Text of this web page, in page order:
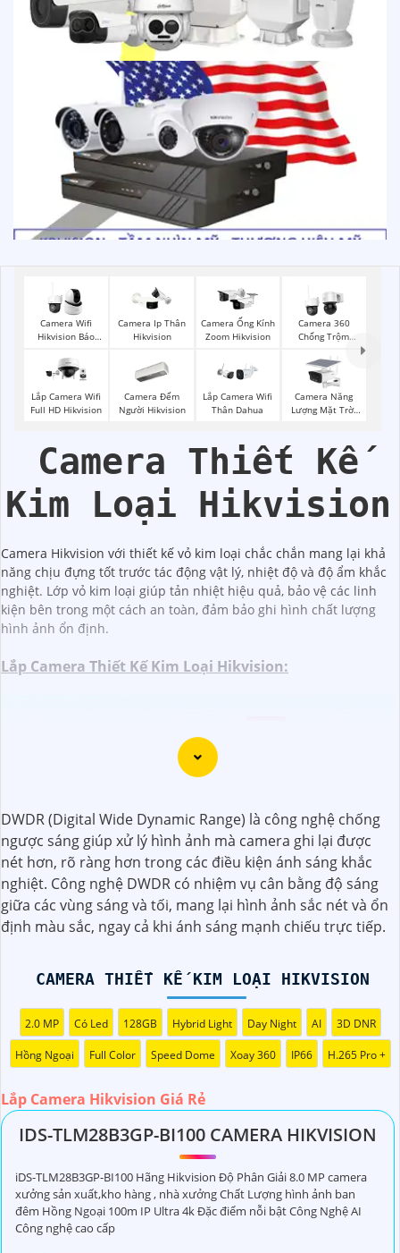
Camera Wifi
Hikvision Báo
Camera Ip Thân
Hikvision
Camera Ống Kính
Zoom Hikvision
Camera 360
Chống Trộm
Lắp Camera Wifi
Full HD Hikvision
Camera Đếm
Người Hikvision
Lắp Camera Wifi
Thân Dahua
Camera Năng
Lượng Mặt Trời
Camera Thiết Kế
Kim Loại Hikvision
Camera Hikvision với thiết kế vỏ kim loại chắc chắn mang lại khả
năng chịu đựng tốt trước tác động vật lý, nhiệt độ và độ ẩm khắc
nghiệt. Lớp vỏ kim loại giúp tản nhiệt hiệu quả, bảo vệ các linh
kiện bên trong một cách an toàn, đảm bảo ghi hình chất lượng
hình ảnh ổn định.
Lắp Camera Thiết Kế Kim Loại Hikvision:
Camera Dome HIKVISION DS-2DE4425IWG1-E Zoom Tầm Xa
Camera 4.0MP DS-2DE5425IWG1-EHUN Zoom Tầm
Xa( 5%-35% )
Camera IP Hikvision DS-2DE2A404IWG1-E PTZ 4MP ( 5%-35% )
Camera IP Hikvision DS-2DE4215IWG1-EHUN 2MP( 5%-35% )
Dĩ nhiên, dưới đây là một mẫu văn bản giới thiệu dành cho
dự án lắp đặt camera Hikvision giá rẻ và chuyên nghiệp:
Chúng tôi xin trân trọng giới thiệu đến quý vị dịch vụ lắp
đặt camera Hikvision giá rẻ và chuyên nghiệp cho dự án
của quý vị.
DWDR (Digital Wide Dynamic Range) là công nghệ chống
ngược sáng giúp xử lý hình ảnh mà camera ghi lại được
nét hơn, rõ ràng hơn trong các điều kiện ánh sáng khắc
nghiệt. Công nghệ DWDR có nhiệm vụ cân bằng độ sáng
giữa các vùng sáng và tối, mang lại hình ảnh sắc nét và ổn
định màu sắc, ngay cả khi ánh sáng mạnh chiếu trực tiếp.
CAMERA THIẾT KẾ KIM LOẠI HIKVISION
2.0 MP Có Led 128GB Hybrid Light Day Night AI 3D DNR
Hồng Ngoại Full Color Speed Dome Xoay 360 IP66 H.265 Pro +
Lắp Camera Hikvision Giá Rẻ
IDS-TLM28B3GP-BI100 CAMERA HIKVISION
iDS-TLM28B3GP-BI100 Hãng Hikvision Độ Phân Giải 8.0 MP camera
xưởng sản xuất,kho hàng , nhà xưởng Chất Lượng hình ảnh ban
đêm Hồng Ngoại 100m IP Ultra 4k Đặc điểm nỗi bật Công Nghệ AI
Công nghệ cao cấp